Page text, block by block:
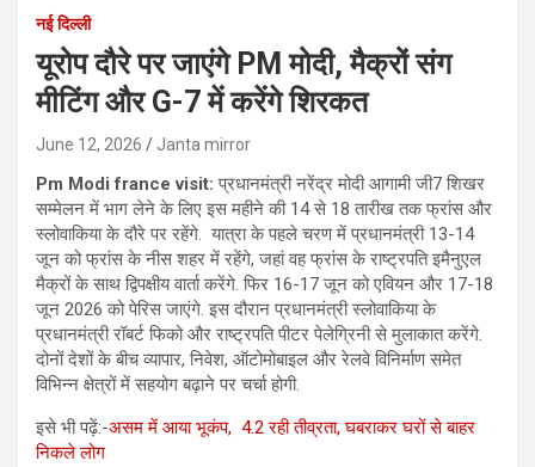
नई दिल्ली
यूरोप दौरे पर जाएंगे PM मोदी, मैक्रों संग
मीटिंग और G-7 में करेंगे शिरकत
June 12, 2026 Janta mirror
Pm Modi france visit:प्रधानमंत्री नरेंद्र मोदी आगामी जी7 शिखर
सम्मेलन में भाग लेने के लिए इस महीने की 14 से 18 तारीख तक फ्रांस और
स्लोवाकिया के दौरे पर रहेंगे. यात्रा के पहले चरण में प्रधानमंत्री 13-14
जून को फ्रांस के नीस शहर में रहेंगे, जहां वह फ्रांस के राष्ट्रपति इमैनुएल
मैक्रों के साथ द्विपक्षीय वार्ता करेंगे. फिर 16-17 जून को एवियन और 17-18
जून 2026 को पेरिस जाएंगे. इस दौरान प्रधानमंत्री स्लोवाकिया के
प्रधानमंत्री रॉबर्ट फिको और राष्ट्रपति पीटर पेलेग्रिनी से मुलाकात करेंगे.
दोनों देशों के बीच व्यापार, निवेश, ऑटोमोबाइल और रेलवे विनिर्माण समेत
विभिन्न क्षेत्रों में सहयोग बढ़ाने पर चर्चा होगी.
इसे भी पढ़ें:-असम में आया भूकंप, 4.2 रही तीव्रता, घबराकर घरों से बाहर
निकले लोग